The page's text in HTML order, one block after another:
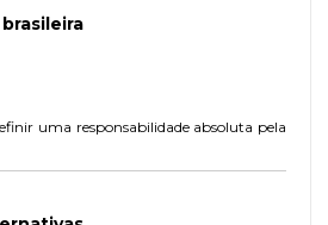
uma responsabilidade absoluta pela